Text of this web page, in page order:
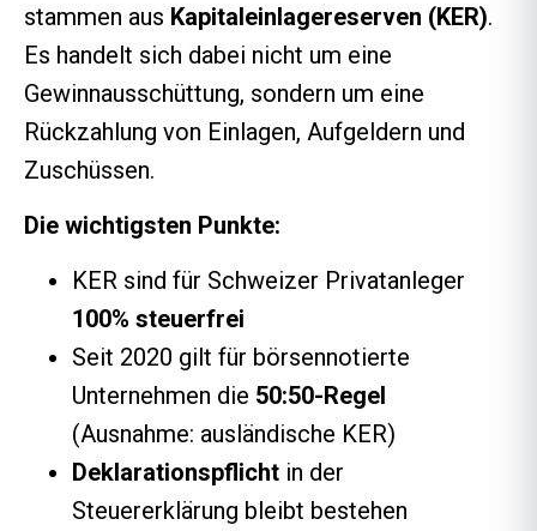
stammen aus Kapitaleinlagereserven (KER).
Es handelt sich dabei nicht um eine
Gewinnausschüttung, sondern um eine
Rückzahlung von Einlagen, Aufgeldern und
Zuschüssen.
Die wichtigsten Punkte:
KER sind für Schweizer Privatanleger
100% steuerfrei
Seit 2020 gilt für börsennotierte
Unternehmen die 50:50-Regel
(Ausnahme: ausländische KER)
Deklarationspflicht in der
Steuererklärung bleibt bestehen